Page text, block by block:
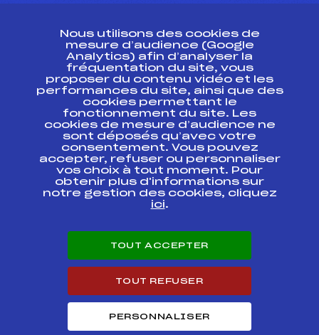
Ressources
Pass’Neige
Projet sportif fédéral
Projet de performance fédéral
Antidopage
Pôle Développement, Formation, Suivi
Scientifique
Listes ministérielles
Pôle vie de l’athlète
Enseignement professionnel
Carrières
Nous utilisons des cookies de
mesure d’audience (Google
Analytics) afin d’analyser la
fréquentation du site, vous
proposer du contenu vidéo et les
performances du site, ainsi que des
cookies permettant le
fonctionnement du site. Les
cookies de mesure d’audience ne
sont déposés qu’avec votre
consentement. Vous pouvez
accepter, refuser ou personnaliser
vos choix à tout moment. Pour
obtenir plus d'informations sur
notre gestion des cookies, cliquez
ici.
TOUT ACCEPTER
TOUT REFUSER
PERSONNALISER